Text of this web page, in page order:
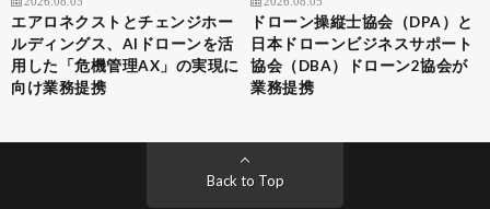
エアロネクストとチェンジホー
ルディングス、AIドローンを活
用した「危機管理AX」の実現に
向け業務提携
ドローン操縦士協会（DPA）と
日本ドローンビジネスサポート
協会（DBA）ドローン2協会が
業務提携
Back to Top